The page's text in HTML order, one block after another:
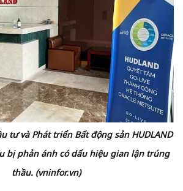
tư và Phát triển Bất động sản HUDLAND
bị phản ánh có dấu hiệu gian lận trúng
thầu. (vninfor.vn)